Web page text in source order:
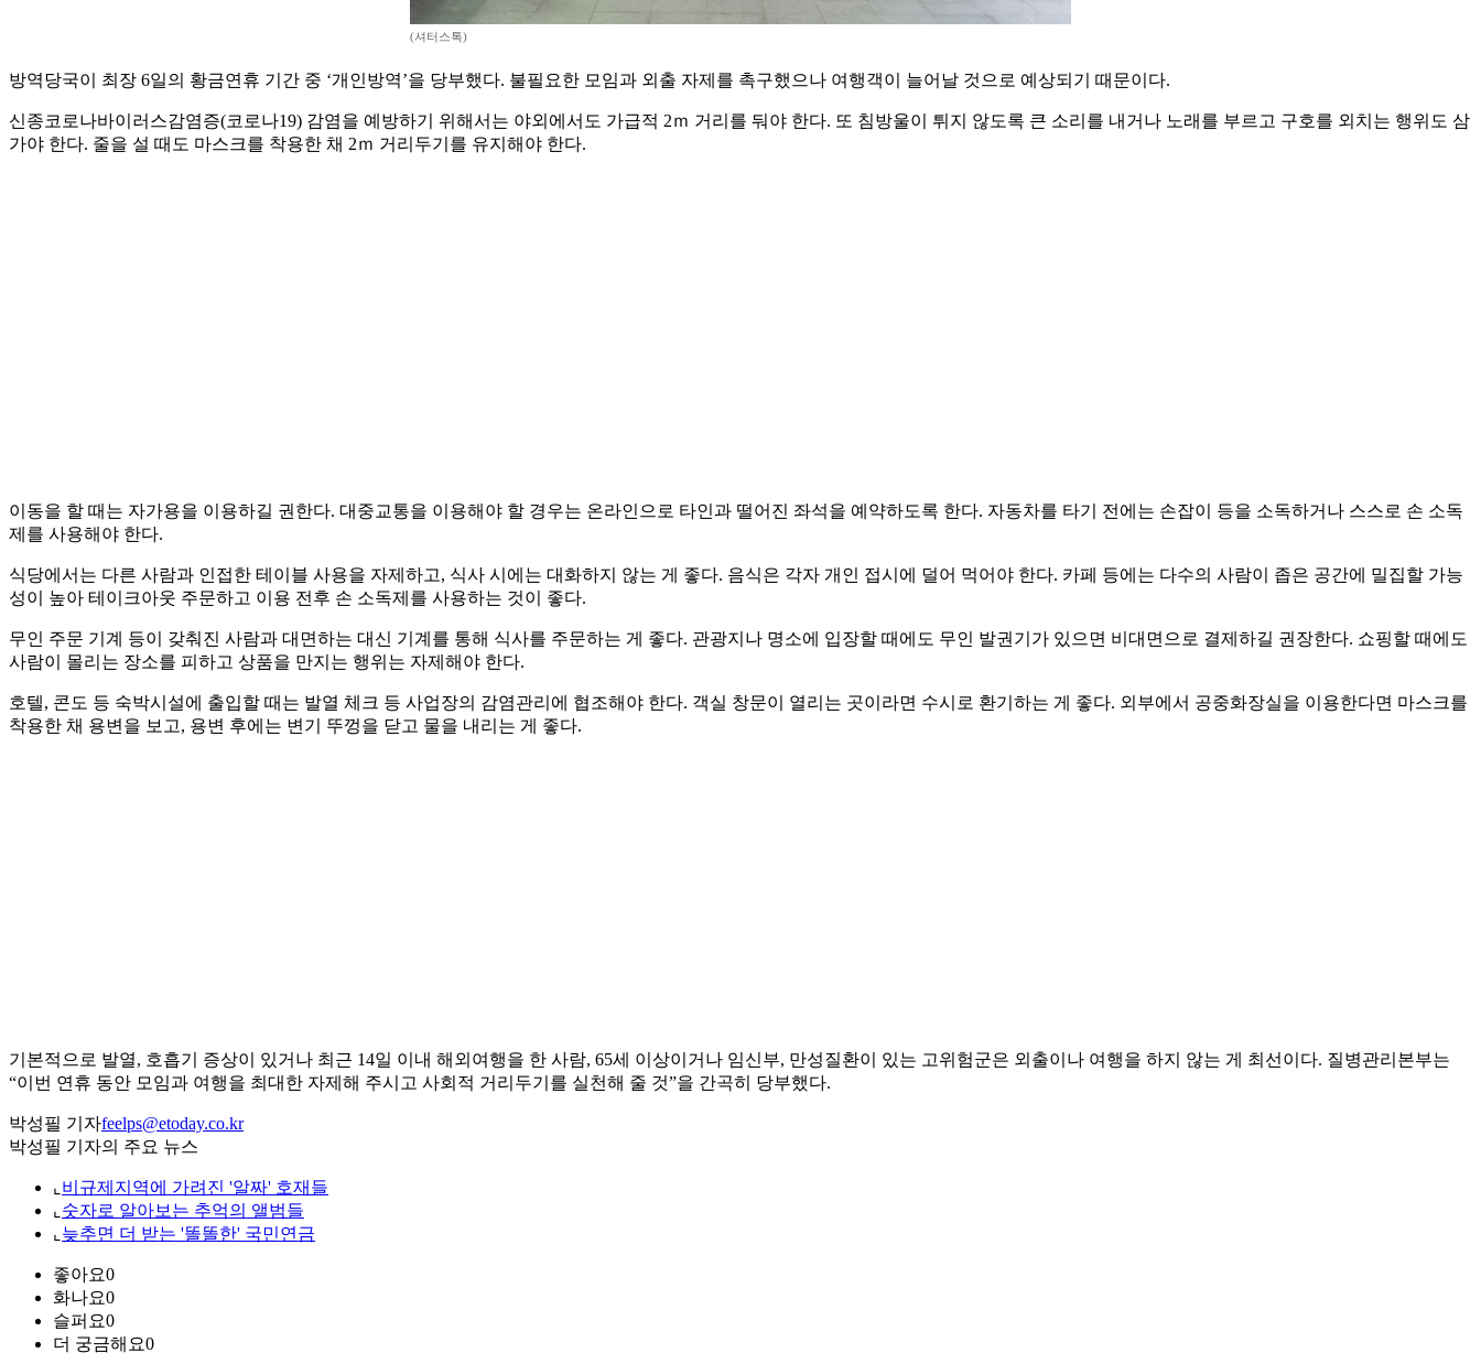
(셔터스톡)
방역당국이 최장 6일의 황금연휴 기간 중 ‘개인방역’을 당부했다. 불필요한 모임과 외출 자제를 촉구했으나 여행객이 늘어날 것으로 예상되기 때문이다.
신종코로나바이러스감염증(코로나19) 감염을 예방하기 위해서는 야외에서도 가급적 2ｍ 거리를 둬야 한다. 또 침방울이 튀지 않도록 큰 소리를 내거나 노래를 부르고 구호를 외치는 행위도 삼
가야 한다. 줄을 설 때도 마스크를 착용한 채 2ｍ 거리두기를 유지해야 한다.
이동을 할 때는 자가용을 이용하길 권한다. 대중교통을 이용해야 할 경우는 온라인으로 타인과 떨어진 좌석을 예약하도록 한다. 자동차를 타기 전에는 손잡이 등을 소독하거나 스스로 손 소독
제를 사용해야 한다.
식당에서는 다른 사람과 인접한 테이블 사용을 자제하고, 식사 시에는 대화하지 않는 게 좋다. 음식은 각자 개인 접시에 덜어 먹어야 한다. 카페 등에는 다수의 사람이 좁은 공간에 밀집할 가능
성이 높아 테이크아웃 주문하고 이용 전후 손 소독제를 사용하는 것이 좋다.
무인 주문 기계 등이 갖춰진 사람과 대면하는 대신 기계를 통해 식사를 주문하는 게 좋다. 관광지나 명소에 입장할 때에도 무인 발권기가 있으면 비대면으로 결제하길 권장한다. 쇼핑할 때에도
사람이 몰리는 장소를 피하고 상품을 만지는 행위는 자제해야 한다.
호텔, 콘도 등 숙박시설에 출입할 때는 발열 체크 등 사업장의 감염관리에 협조해야 한다. 객실 창문이 열리는 곳이라면 수시로 환기하는 게 좋다. 외부에서 공중화장실을 이용한다면 마스크를
착용한 채 용변을 보고, 용변 후에는 변기 뚜껑을 닫고 물을 내리는 게 좋다.
기본적으로 발열, 호흡기 증상이 있거나 최근 14일 이내 해외여행을 한 사람, 65세 이상이거나 임신부, 만성질환이 있는 고위험군은 외출이나 여행을 하지 않는 게 최선이다. 질병관리본부는
“이번 연휴 동안 모임과 여행을 최대한 자제해 주시고 사회적 거리두기를 실천해 줄 것”을 간곡히 당부했다.
박성필 기자feelps@etoday.co.kr
박성필 기자의 주요 뉴스
⌞ 비규제지역에 가려진 '알짜' 호재들
⌞ 숫자로 알아보는 추억의 앨범들
⌞ 늦추면 더 받는 '똘똘한' 국민연금
좋아요0
화나요0
슬퍼요0
더 궁금해요0